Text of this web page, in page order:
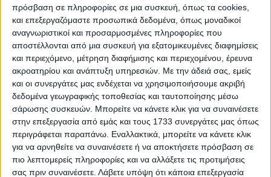
πρόσβαση σε πληροφορίες σε μια συσκευή, όπως τα cookies,
και επεξεργαζόμαστε προσωπικά δεδομένα, όπως μοναδικοί
αναγνωριστικοί και προσαρμοσμένες πληροφορίες που
αποστέλλονται από μια συσκευή για εξατομικευμένες διαφημίσεις
και περιεχόμενο, μέτρηση διαφήμισης και περιεχομένου, έρευνα
ακροατηρίου και ανάπτυξη υπηρεσιών. Με την άδειά σας, εμείς
και οι συνεργάτες μας ενδέχεται να χρησιμοποιήσουμε ακριβή
δεδομένα γεωγραφικής τοποθεσίας και ταυτοποίησης μέσω
σάρωσης συσκευών. Μπορείτε να κάνετε κλικ για να συναινέσετε
στην επεξεργασία από εμάς και τους 1733 συνεργάτες μας όπως
περιγράφεται παραπάνω. Εναλλακτικά, μπορείτε να κάνετε κλικ
για να αρνηθείτε να συναινέσετε ή να αποκτήσετε πρόσβαση σε
πιο λεπτομερείς πληροφορίες και να αλλάξετε τις προτιμήσεις
σας πριν συναινέσετε. Λάβετε υπόψη ότι κάποια επεξεργασία
ΕΛΑΙΟΛΑΔΟ: